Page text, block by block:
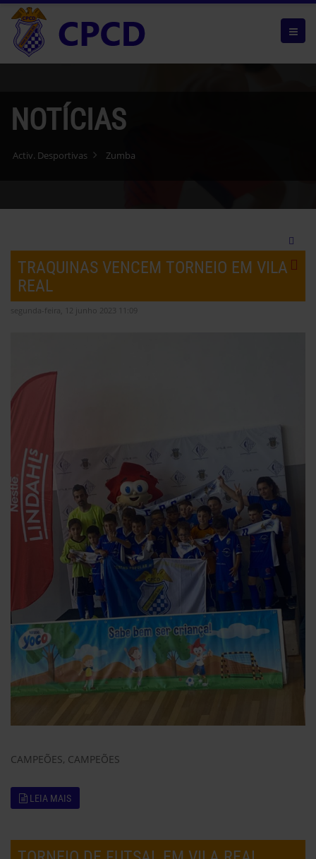
NOTÍCIAS
Activ. Desportivas Zumba
TRAQUINAS VENCEM TORNEIO EM VILA
REAL
segunda-feira, 12 junho 2023 11:09
CAMPEÕES, CAMPEÕES
LEIA MAIS